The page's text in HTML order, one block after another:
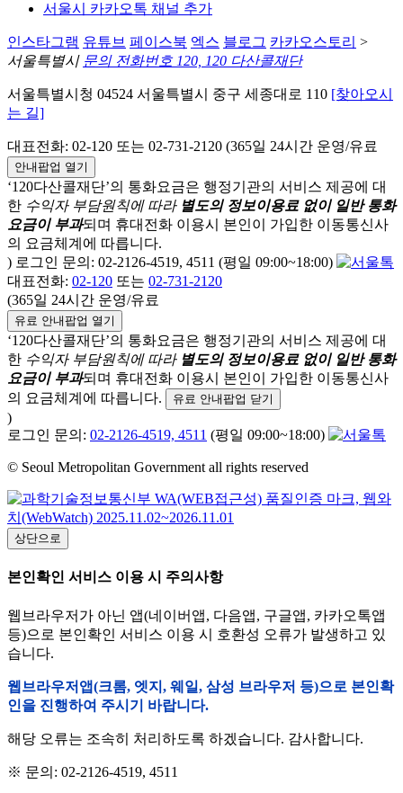
서울시 카카오톡 채널 추가
인스타그램 유튜브 페이스북 엑스 블로그 카카오스토리 >
서울특별시 문의 전화번호 120, 120 다산콜재단
서울특별시청 04524 서울특별시 중구 세종대로 110 [찾아오시
는 길]
대표전화: 02-120 또는 02-731-2120 (365일 24시간 운영/유료
안내팝업 열기
‘120다산콜재단’의 통화요금은 행정기관의 서비스 제공에 대
한 수익자 부담원칙에 따라 별도의 정보이용료 없이 일반 통화
요금이 부과되며 휴대전화 이용시 본인이 가입한 이동통신사
의 요금체계에 따릅니다.
) 로그인 문의: 02-2126-4519, 4511 (평일 09:00~18:00)
대표전화: 02-120 또는 02-731-2120
(365일 24시간 운영/유료
유료 안내팝업 열기
‘120다산콜재단’의 통화요금은 행정기관의 서비스 제공에 대
한 수익자 부담원칙에 따라 별도의 정보이용료 없이 일반 통화
요금이 부과되며 휴대전화 이용시 본인이 가입한 이동통신사
의 요금체계에 따릅니다.
유료 안내팝업 닫기
)
로그인 문의: 02-2126-4519, 4511 (평일 09:00~18:00)
© Seoul Metropolitan Government all rights reserved
상단으로
본인확인 서비스 이용 시 주의사항
웹브라우저가 아닌 앱(네이버앱, 다음앱, 구글앱, 카카오톡앱
등)으로 본인확인 서비스 이용 시 호환성 오류가 발생하고 있
습니다.
웹브라우저앱(크롬, 엣지, 웨일, 삼성 브라우저 등)으로 본인확
인을 진행하여 주시기 바랍니다.
해당 오류는 조속히 처리하도록 하겠습니다. 감사합니다.
※ 문의: 02-2126-4519, 4511